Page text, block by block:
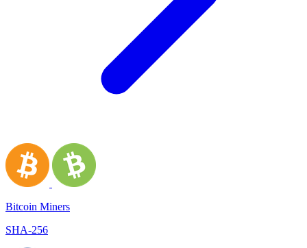
Bitcoin Miners
SHA-256